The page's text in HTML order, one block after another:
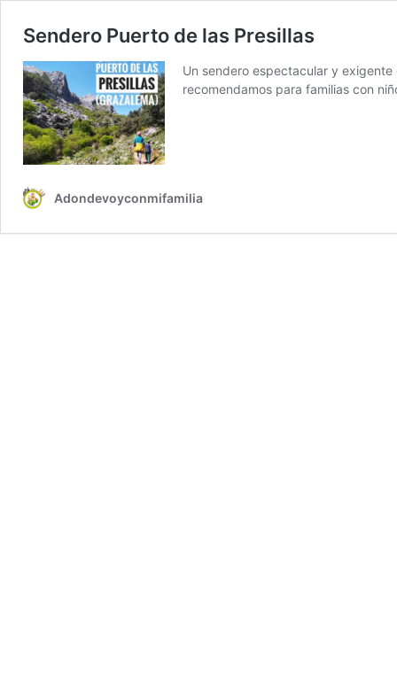
Sendero Puerto de las Presillas
Un sendero espectacular y
recomendamos para familias con
Adondevoyconmifamilia